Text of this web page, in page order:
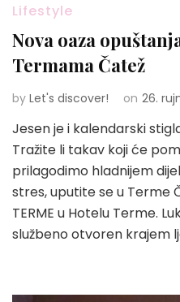
Lifestyle
Nova oaza
Termama Čatež
by Let's discover! on 26.
Jesen je i kalendarski
Tražite li takav koji će
prilagodimo hladnijem
stres, uputite se u Terme
TERME u Hotelu Terme.
službeno otvoren krajem